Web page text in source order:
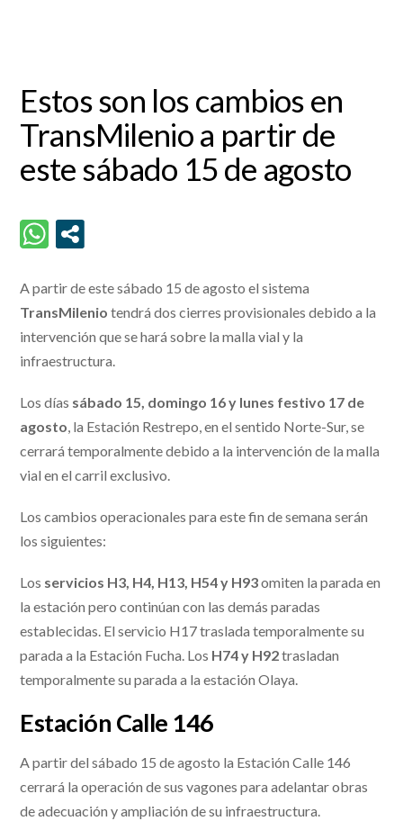
Estos son los cambios en
TransMilenio a partir de
este sábado 15 de agosto
A partir de este sábado 15 de agosto el sistema
TransMilenio tendrá dos cierres provisionales debido a la
intervención que se hará sobre la malla vial y la
infraestructura.
Los días sábado 15, domingo 16 y lunes festivo 17 de
agosto, la Estación Restrepo, en el sentido Norte-Sur, se
cerrará temporalmente debido a la intervención de la malla
vial en el carril exclusivo.
Los cambios operacionales para este fin de semana serán
los siguientes:
Los servicios H3, H4, H13, H54 y H93omiten la parada en
la estación pero continúan con las demás paradas
establecidas. El servicio H17 traslada temporalmente su
parada a la Estación Fucha. Los H74 y H92trasladan
temporalmente su parada a la estación Olaya.
Estación Calle 146
A partir del sábado 15 de agosto la Estación Calle 146
cerrará la operación de sus vagones para adelantar obras
de adecuación y ampliación de su infraestructura.